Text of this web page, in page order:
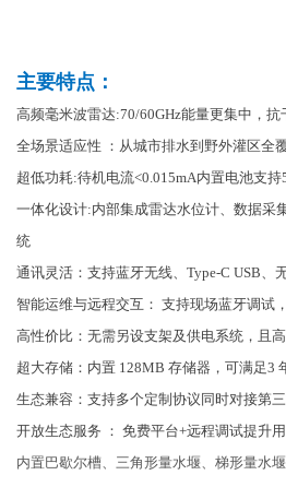
主要特点：
高频毫米波雷达:70/60GHz能量更集中，抗
全场景适应性 ：从城市排水到野外灌区全
超低功耗:待机电流<0.015mA内置电池支持
一体化设计:内部集成雷达水位计、数据采
统
通讯灵活：支持蓝牙无线、Type-C USB、
智能运维与远程交互： 支持现场蓝牙调试
高性价比：无需另设支架及供电系统，且
超大存储：内置 128MB 存储器，可满足3
生态兼容：支持多个定制协议同时对接第
开放生态服务 ： 免费平台+远程调试提升
内置巴歇尔槽、三角形量水堰、梯形量水